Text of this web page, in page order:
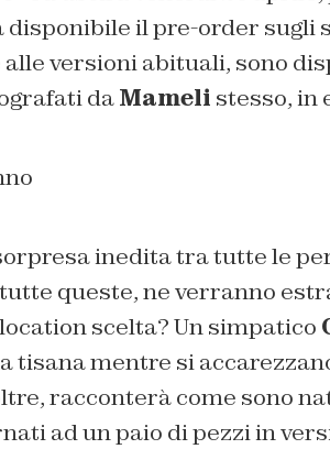
disponibile il pre-order
versioni abituali, sono
daMameli stesso, in
inedita tra tutte le
queste, ne verranno
scelta? Un simpatico
tisana mentre si
racconterà come sono
ad un paio di pezzi in